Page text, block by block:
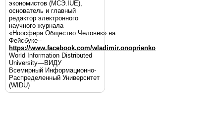
экономистов (МСЭ.IUE),
основатель и главный
редактор электронного
научного журнала
«Ноосфера.Общество.Человек».на
Фейсбуке--
https://www.facebook.com/wladimir.onoprienko
World Information Distributed
University—ВИДУ
Всемирный Информационно-
Распределенный Университет
(WIDU)